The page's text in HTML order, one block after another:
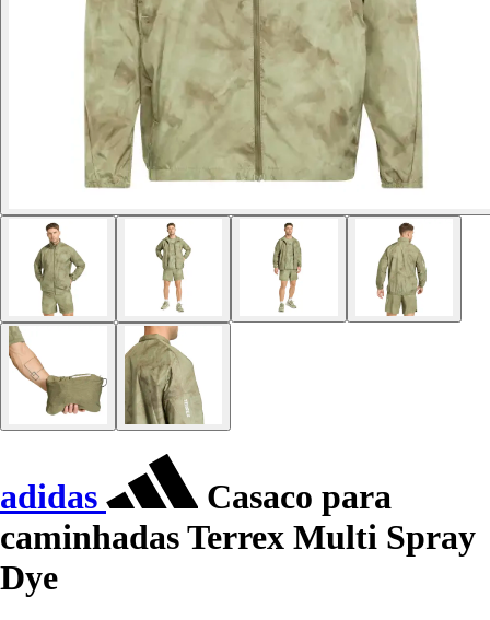
adidas
Casaco para
caminhadas Terrex Multi Spray
Dye